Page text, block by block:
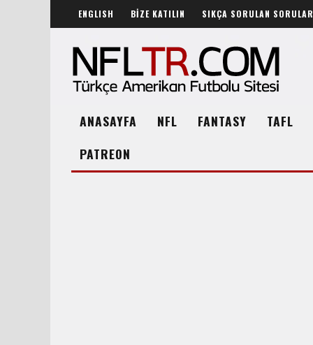
ENGLISH BİZE KATILIN SIKÇA SORULAN SORULAR
ANASAYFA NFL FANTASY TAFL
PATREON